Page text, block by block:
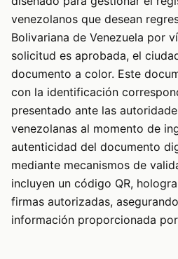
venezolanos que desean
Bolivariana de Venezuela por
solicitud es aprobada, el
documento a color. Este
con la identificación
presentado ante las
venezolanas al momento de
autenticidad del documento
mediante mecanismos de
incluyen un código QR,
firmas autorizadas,
información proporcionada